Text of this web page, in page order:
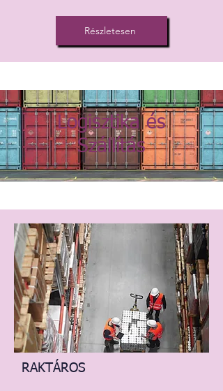
Részletesen
Logisztika és
Szállítás
RAKTÁROS